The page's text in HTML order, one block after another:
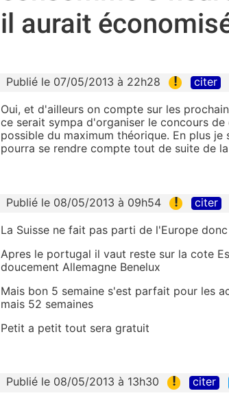
il aurait
Publié le 07/05/2013 à 22h28 ! citer
Oui, et d'ailleurs on compte sur les
ce serait sympa d'organiser le concours
possible du maximum théorique. En plus
pourra se rendre compte tout de suite de
Publié le 08/05/2013 à 09h54 ! citer
La Suisse ne fait pas parti de l'Europe
Apres le portugal il vaut reste sur la cote
doucement Allemagne Benelux
Mais bon 5 semaine s'est parfait pour les
mais 52 semaines
Petit a petit tout sera gratuit
Publié le 08/05/2013 à 13h30 ! citer